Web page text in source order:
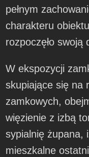
pełnym
charakteru
rozpoczęło swoją
W ekspozycji
skupiające się na
zamkowych,
więzienie z izbą
sypialnię żupana,
mieszkalne